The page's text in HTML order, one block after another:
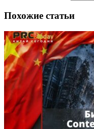
Похожие статьи